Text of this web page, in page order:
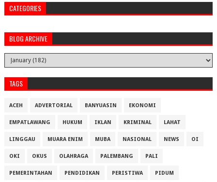
CATEGORIES
BLOG ARCHIVE
TAGS
ACEH ADVERTORIAL BANYUASIN EKONOMI
EMPATLAWANG HUKUM IKLAN KRIMINAL LAHAT
LINGGAU MUARA ENIM MUBA NASIONAL NEWS OI
OKI OKUS OLAHRAGA PALEMBANG PALI
PEMERINTAHAN PENDIDIKAN PERISTIWA PIDUM